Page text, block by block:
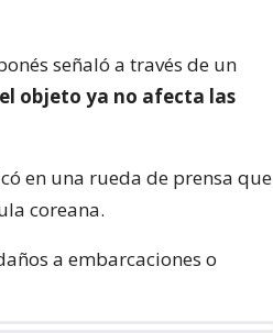
señaló a través de un
objeto ya no afecta las
en una rueda de prensa que
coreana.
a embarcaciones o